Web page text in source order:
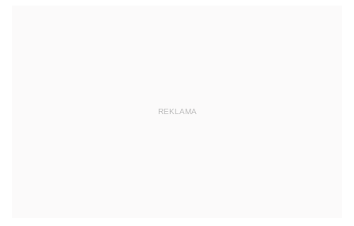
REKLAMA